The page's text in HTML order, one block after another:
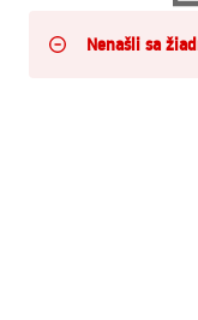
Nenašli sa